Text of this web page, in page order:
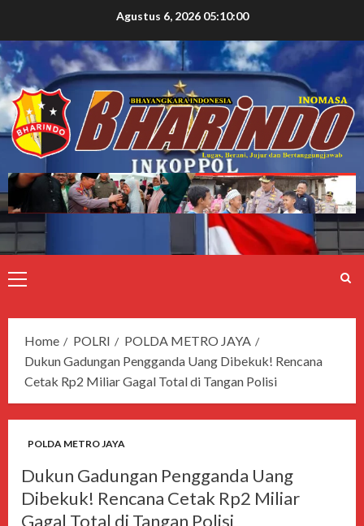
Agustus 6, 2026 05:10:01
Home POLRI
POLDA METRO JAYA
Dukun Gadungan Pengganda Uang Dibekuk! Rencana
Cetak Rp2 Miliar Gagal Total di Tangan Polisi
POLDA METRO JAYA
Dukun Gadungan Pengganda Uang
Dibekuk! Rencana Cetak Rp2 Miliar
Gagal Total di Tangan Polisi